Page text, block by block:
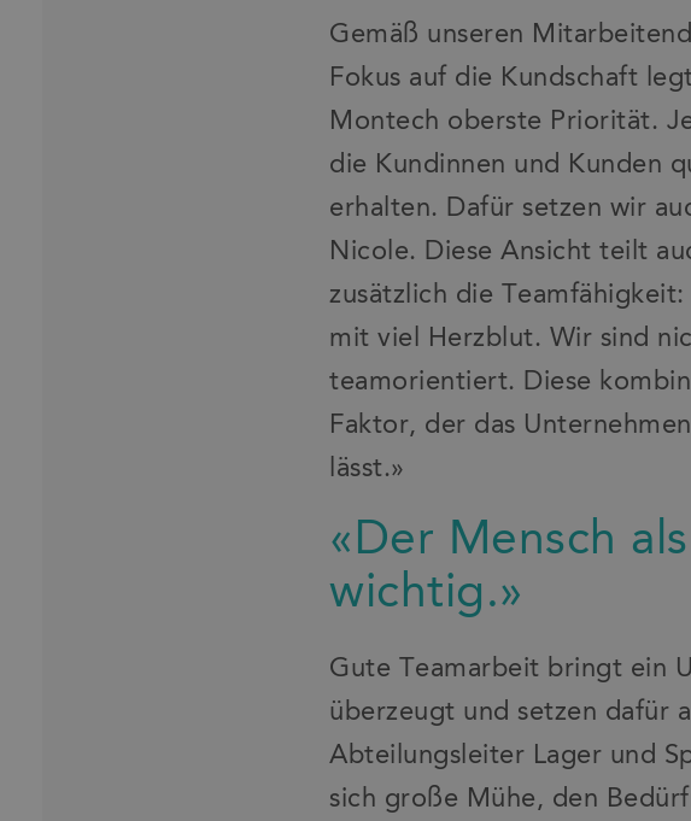
Gemäß unseren
Fokus auf die Kundschaft
Montech oberste Priorität.
die Kundinnen und Kunden
erhalten. Dafür setzen wir
Nicole. Diese Ansicht teilt
zusätzlich die
mit viel Herzblut. Wir sind
teamorientiert. Diese
Faktor, der das
lässt.»
«Der Mensch
wichtig.»
Gute Teamarbeit bringt ein
überzeugt und setzen dafür
Abteilungsleiter Lager und
sich große Mühe, den